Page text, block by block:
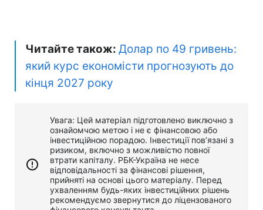
Читайте також: Долар по 49 гривень:
який курс економісти прогнозують до
кінця 2027 року
Увага: Цей матеріал підготовлено виключно з
ознайомчою метою і не є фінансовою або
інвестиційною порадою. Інвестиції пов’язані з
ризиком, включно з можливістю повної
втрати капіталу. РБК-Україна не несе
відповідальності за фінансові рішення,
прийняті на основі цього матеріалу. Перед
ухваленням будь-яких інвестиційних рішень
рекомендуємо звернутися до ліцензованого